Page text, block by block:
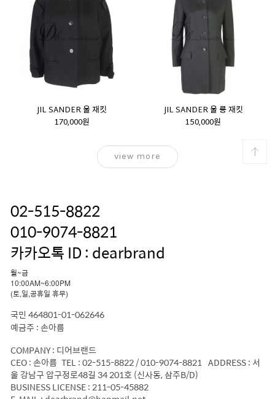
JIL SANDER 울 재킷
170,000원
JIL SANDER 울 롱 재킷
150,000원
view more
02-515-8822
010-9074-8821
카카오톡 ID : dearbrand
월~금
10:00AM~6:00PM
(토,일,공휴일 휴무)
국민 464801-01-062646
예금주 : 손아름
COMPANY : 디어브랜드
CEO : 손아름 TEL : 02-515-8822 / 010-9074-8821 ADDRESS : 서
울 강남구 압구정로48길 34 201호 (신사동, 삼주B/D)
BUSINESS LICENSE : 211-05-45882